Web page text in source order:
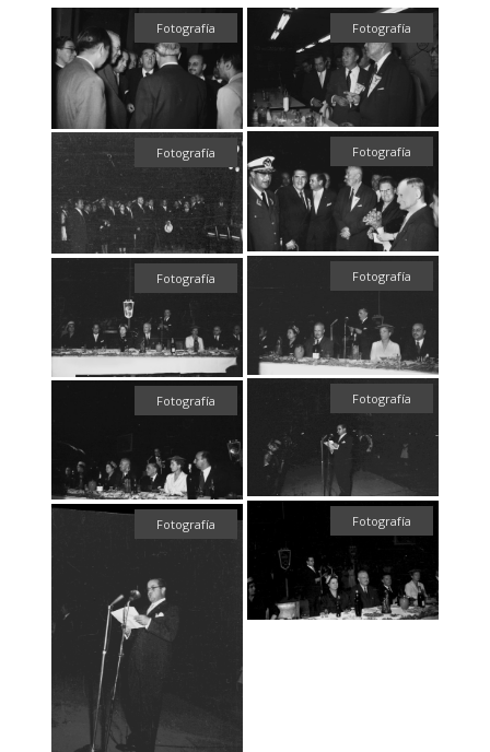
Fotografía Fotografía
Fotografía
Fotografía
Fotografía
Fotografía
Fotografía
Fotografía
Fotografía
Fotografía